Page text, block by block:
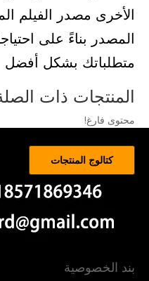
الأخرى مصدر
المصدر بناءً على
متطلباتك بشكل أفضل
المنتجات ذات
محتوى فارغ!
كتالوج المنتجات
بند الخصوصية